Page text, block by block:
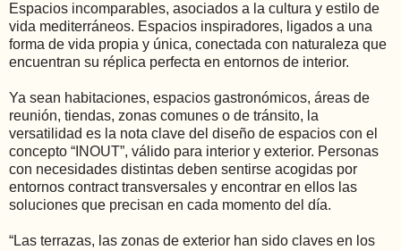
Espacios incomparables, asociados a la cultura y estilo de
vida mediterráneos. Espacios inspiradores, ligados a una
forma de vida propia y única, conectada con naturaleza que
encuentran su réplica perfecta en entornos de interior.
Ya sean habitaciones, espacios gastronómicos, áreas de
reunión, tiendas, zonas comunes o de tránsito, la
versatilidad es la nota clave del diseño de espacios con el
concepto “INOUT”, válido para interior y exterior. Personas
con necesidades distintas deben sentirse acogidas por
entornos contract transversales y encontrar en ellos las
soluciones que precisan en cada momento del día.
“Las terrazas, las zonas de exterior han sido claves en los